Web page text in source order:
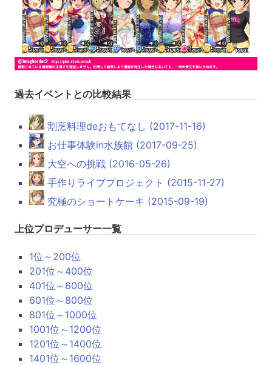
過去イベントとの比較結果
割烹料理deおもてなし (2017-11-16)
お仕事体験in水族館 (2017-09-25)
大空への挑戦 (2016-05-26)
手作りライブプロジェクト (2015-11-27)
究極のショートケーキ (2015-09-19)
上位プロデューサー一覧
1位～200位
201位～400位
401位～600位
601位～800位
801位～1000位
1001位～1200位
1201位～1400位
1401位～1600位